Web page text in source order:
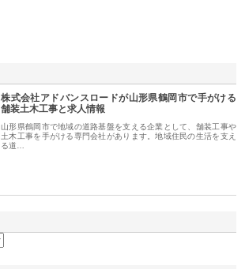
株式会社アドバンスロードが山形県鶴岡市で手がける
舗装土木工事と求人情報
山形県鶴岡市で地域の道路基盤を支える企業として、舗装工事や
土木工事を手がける専門会社があります。地域住民の生活を支え
る道…